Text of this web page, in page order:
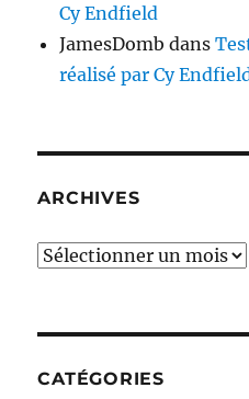
Cy Endfield
JamesDomb dans
réalisé par Cy
ARCHIVES
Archives
CATÉGORIES